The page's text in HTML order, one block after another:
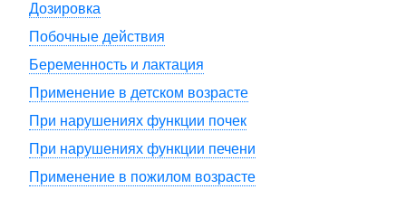
Дозировка
Побочные действия
Беременность и лактация
Применение в детском возрасте
При нарушениях функции почек
При нарушениях функции печени
Применение в пожилом возрасте